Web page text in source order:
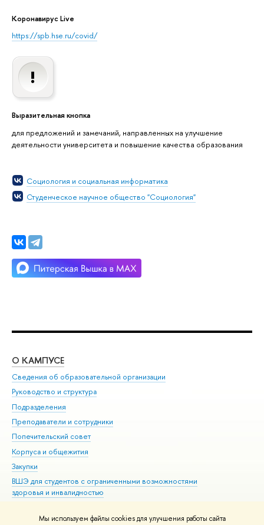
Мы используем файлы cookies для улучшения работы сайта
Коронавирус Live
https://spb.hse.ru/covid/
Выразительная кнопка
для предложений и замечаний, направленных на улучшение
деятельности университета и повышение качества образования
Социология и социальная информатика
Студенческое научное общество "Социология"
О КАМПУСЕ
Сведения об образовательной организации
Руководство и структура
Подразделения
Преподаватели и сотрудники
Попечительский совет
Корпуса и общежития
Закупки
ВШЭ для студентов с ограниченными возможностями
здоровья и инвалидностью
Единая платежная страница